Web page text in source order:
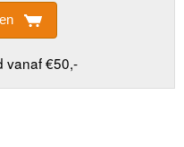
vanaf €50,-